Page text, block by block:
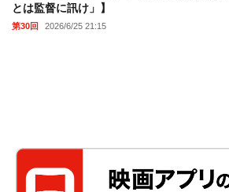
とは監督に訊け」】
第30回 2026/6/25 21:15